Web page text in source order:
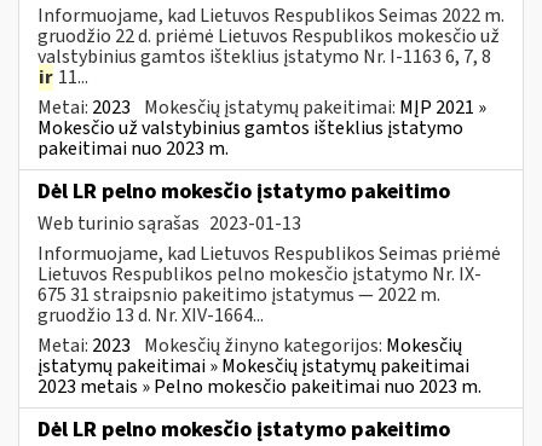
Informuojame, kad Lietuvos Respublikos Seimas 2022 m.
gruodžio 22 d. priėmė Lietuvos Respublikos mokesčio už
valstybinius gamtos išteklius įstatymo Nr. I-1163 6, 7, 8
ir 11...
Metai: 2023 Mokesčių įstatymų pakeitimai: MĮP 2021 »
Mokesčio už valstybinius gamtos išteklius įstatymo
pakeitimai nuo 2023 m.
Dėl LR pelno mokesčio įstatymo pakeitimo
Web turinio sąrašas 2023-01-13
Informuojame, kad Lietuvos Respublikos Seimas priėmė
Lietuvos Respublikos pelno mokesčio įstatymo Nr. IX-
675 31 straipsnio pakeitimo įstatymus — 2022 m.
gruodžio 13 d. Nr. XIV-1664...
Metai: 2023 Mokesčių žinyno kategorijos: Mokesčių
įstatymų pakeitimai » Mokesčių įstatymų pakeitimai
2023 metais » Pelno mokesčio pakeitimai nuo 2023 m.
Dėl LR pelno mokesčio įstatymo pakeitimo